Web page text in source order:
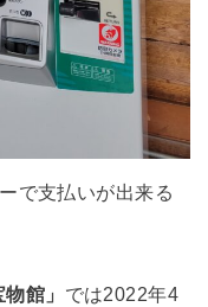
で支払いが出来る
館」 では2022年4